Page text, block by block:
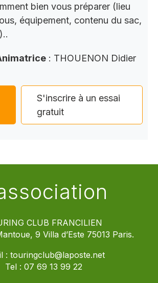
bien vous préparer (lieu
équipement, contenu du sac,
: THOUENON Didier
S'inscrire à un essai
gratuit
CLUB FRANCILIEN
9 Villa d’Este 75013 Paris.
: touringclub@laposte.net
Tel : 07 69 13 99 22